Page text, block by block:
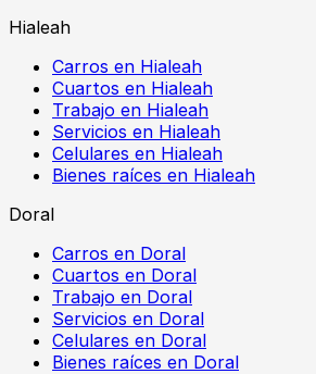
Hialeah
Carros en Hialeah
Cuartos en Hialeah
Trabajo en Hialeah
Servicios en Hialeah
Celulares en Hialeah
Bienes raíces en Hialeah
Doral
Carros en Doral
Cuartos en Doral
Trabajo en Doral
Servicios en Doral
Celulares en Doral
Bienes raíces en Doral